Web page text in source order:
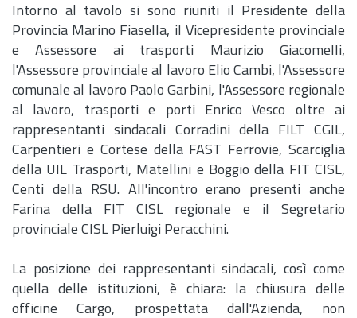
Intorno al tavolo si sono riuniti il Presidente della
Provincia Marino Fiasella, il Vicepresidente provinciale
e Assessore ai trasporti Maurizio Giacomelli,
l'Assessore provinciale al lavoro Elio Cambi, l'Assessore
comunale al lavoro Paolo Garbini, l'Assessore regionale
al lavoro, trasporti e porti Enrico Vesco oltre ai
rappresentanti sindacali Corradini della FILT CGIL,
Carpentieri e Cortese della FAST Ferrovie, Scarciglia
della UIL Trasporti, Matellini e Boggio della FIT CISL,
Centi della RSU. All'incontro erano presenti anche
Farina della FIT CISL regionale e il Segretario
provinciale CISL Pierluigi Peracchini.
La posizione dei rappresentanti sindacali, così come
quella delle istituzioni, è chiara: la chiusura delle
officine Cargo, prospettata dall'Azienda, non